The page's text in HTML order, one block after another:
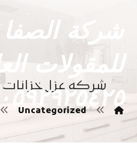
شركة الصفا
للمقولات
شركه عزل خزانات
Uncategorized